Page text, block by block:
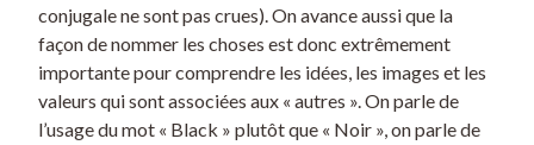
conjugale ne sont pas crues). On avance aussi que la
façon de nommer les choses est donc extrêmement
importante pour comprendre les idées, les images et les
valeurs qui sont associées aux « autres ». On parle de
l’usage du mot « Black » plutôt que « Noir », on parle de